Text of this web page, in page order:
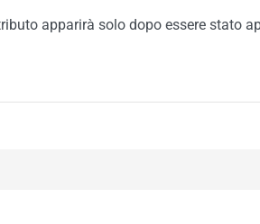
al rispetto del buon costume o
propaganda politica, di partito o di
delle regole precedenti comporterà la
apparirà solo dopo essere stato